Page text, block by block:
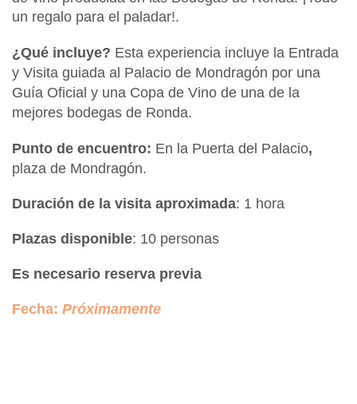
un regalo para el paladar!.
¿Qué incluye? Esta experiencia incluye la Entrada
y Visita guiada al Palacio de Mondragón por una
Guía Oficial y una Copa de Vino de una de la
mejores bodegas de Ronda.
Punto de encuentro: En la Puerta del Palacio,
plaza de Mondragón.
Duración de la visita aproximada: 1 hora
Plazas disponible: 10 personas
Es necesario reserva previa
Fecha: Próximamente